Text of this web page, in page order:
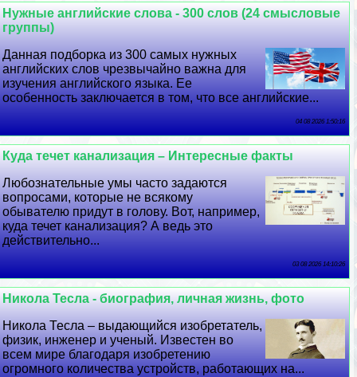
Нужные английские слова - 300 слов (24 смысловые
группы)
Данная подборка из 300 самых нужных
английских слов чрезвычайно важна для
изучения английского языка. Ее
особенность заключается в том, что все английские...
04 08 2026 1:50:16
Куда течет канализация – Интересные факты
Любознательные умы часто задаются
вопросами, которые не всякому
обывателю придут в голову. Вот, например,
куда течет канализация? А ведь это
действительно...
03 08 2026 14:10:26
Никола Тесла - биография, личная жизнь, фото
Никола Тесла – выдающийся изобретатель,
физик, инженер и ученый. Известен во
всем мире благодаря изобретению
огромного количества устройств, работающих на...